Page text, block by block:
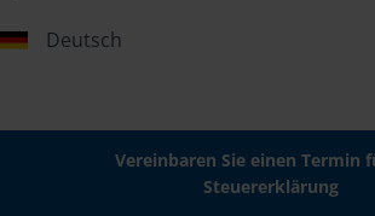
Deutsch
Vereinbaren Sie einen Termin
Steuererklärung